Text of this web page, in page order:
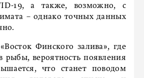
19, а также, возможно, с
– однако точных данных
Финского залива», где
рыбы, вероятность появления
что станет поводом